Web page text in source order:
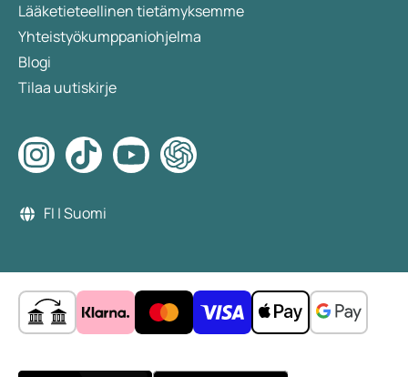
Lääketieteellinen tietämyksemme
Yhteistyökumppaniohjelma
Blogi
Tilaa uutiskirje
FI | Suomi